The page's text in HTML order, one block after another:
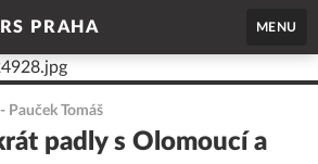
PRAHA MENU
- Pauček Tomáš
padly s Olomoucí a